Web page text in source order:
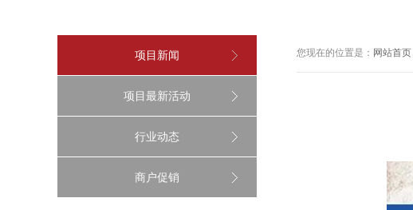
项目新闻
项目最新活动
行业动态
商户促销
您现在的位置是： 网站首页